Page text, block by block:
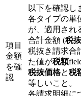
項目
金額
を確
認
以下を確認し
各タイプの単
が、適用され
合計金額 (税
税抜き請求合
た値が税額
税抜価格と税
等しいこと。
各請求明細に